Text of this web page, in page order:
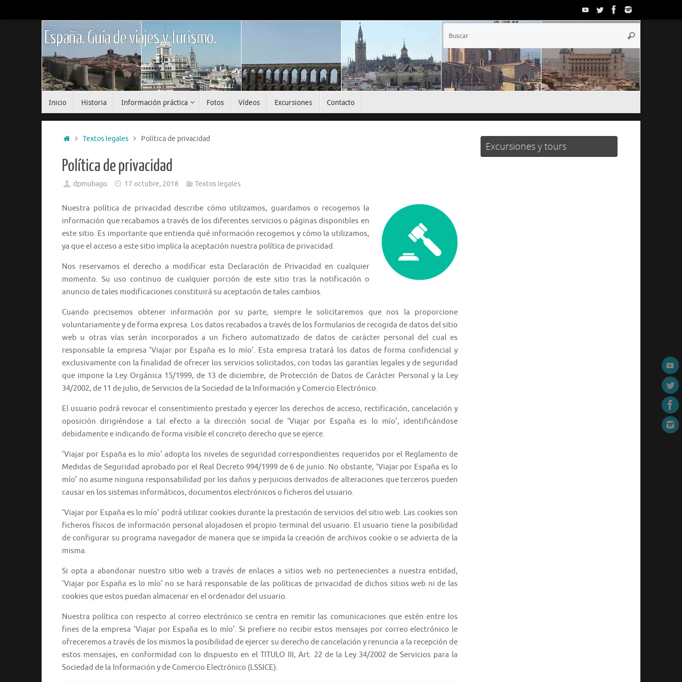
al
España. Guía de viajes y turismo. Buscar
Inicio Historia Información práctica Fotos Vídeos Excursiones Contacto
InicioTextos legales Política de privacidad
Política de privacidad
dpmubago 17 octubre, 2018 Textos legales
Nuestra política de privacidad describe cómo utilizamos, guardamos o recogemos la
información que recabamos a través de los diferentes servicios o páginas disponibles en
este sitio. Es importante que entienda qué información recogemos y cómo la utilizamos,
ya que el acceso a este sitio implica la aceptación nuestra política de privacidad.
Nos reservamos el derecho a modificar esta Declaración de Privacidad en cualquier
momento. Su uso continuo de cualquier porción de este sitio tras la notificación o
anuncio de tales modificaciones constituirá su aceptación de tales cambios.
Cuando precisemos obtener información por su parte, siempre le solicitaremos que nos la proporcione
voluntariamente y de forma expresa. Los datos recabados a través de los formularios de recogida de datos del sitio
web u otras vías serán incorporados a un fichero automatizado de datos de carácter personal del cual es
responsable la empresa ‘Viajar por España es lo mío’. Esta empresa tratará los datos de forma confidencial y
exclusivamente con la finalidad de ofrecer los servicios solicitados, con todas las garantías legales y de seguridad
que impone la Ley Orgánica 15/1999, de 13 de diciembre, de Protección de Datos de Carácter Personal y la Ley
34/2002, de 11 de julio, de Servicios de la Sociedad de la Información y Comercio Electrónico.
El usuario podrá revocar el consentimiento prestado y ejercer los derechos de acceso, rectificación, cancelación y
oposición dirigiéndose a tal efecto a la dirección social de ‘Viajar por España es lo mío’, identificándose
debidamente e indicando de forma visible el concreto derecho que se ejerce.
‘Viajar por España es lo mío’ adopta los niveles de seguridad correspondientes requeridos por el Reglamento de
Medidas de Seguridad aprobado por el Real Decreto 994/1999 de 6 de junio. No obstante, ‘Viajar por España es lo
mío’ no asume ninguna responsabilidad por los daños y perjuicios derivados de alteraciones que terceros pueden
causar en los sistemas informáticos, documentos electrónicos o ficheros del usuario.
‘Viajar por España es lo mío’ podrá utilizar cookies durante la prestación de servicios del sitio web. Las cookies son
ficheros físicos de información personal alojadosen el propio terminal del usuario. El usuario tiene la posibilidad
de configurar su programa navegador de manera que se impida la creación de archivos cookie o se advierta de la
misma.
Si opta a abandonar nuestro sitio web a través de enlaces a sitios web no pertenecientes a nuestra entidad,
‘Viajar por España es lo mío’ no se hará responsable de las políticas de privacidad de dichos sitios web ni de las
cookies que estos puedan almacenar en el ordenador del usuario.
Nuestra política con respecto al correo electrónico se centra en remitir las comunicaciones que estén entre los
fines de la empresa ‘Viajar por España es lo mío’. Si prefiere no recibir estos mensajes por correo electrónico le
ofreceremos a través de los mismos la posibilidad de ejercer su derecho de cancelación y renuncia a la recepción de
estos mensajes, en conformidad con lo dispuesto en el TITULO III, Art. 22 de la Ley 34/2002 de Servicios para la
Sociedad de la Información y de Comercio Electrónico (LSSICE).
Excursiones y tours